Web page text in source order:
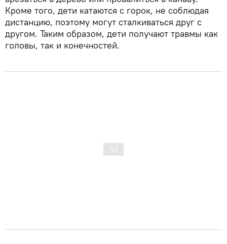
Кроме того, дети катаются с горок, не соблюдая
дистанцию, поэтому могут сталкиваться друг с
другом. Таким образом, дети получают травмы как
головы, так и конечностей.